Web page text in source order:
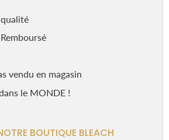
vendu en magasin
le MONDE !
BOUTIQUE BLEACH